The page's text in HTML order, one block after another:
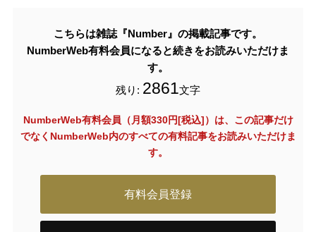
こちらは雑誌『Number』の掲載記事です。
NumberWeb有料会員になると続きをお読みいただけま
す。
残り: 2861文字
NumberWeb有料会員（月額330円[税込]）は、この記事だけ
でなく NumberWeb内のすべての有料記事をお読みいただけま
す。
有料会員登録